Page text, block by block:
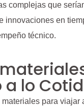
complejas que
innovaciones en
técnico.
a lo
para